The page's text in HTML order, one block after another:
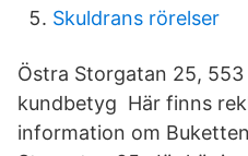
Skuldrans rörelser
Östra Storgatan 25, 553
kundbetyg Här finns
information om